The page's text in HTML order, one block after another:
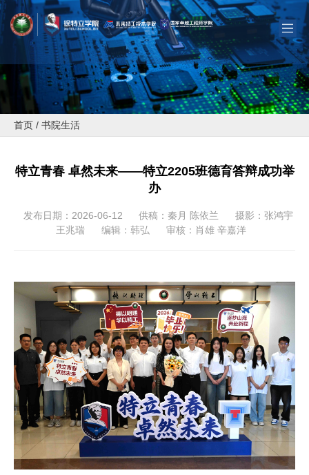
首页 / 书院生活
特立青春 卓然未来——特立2205班德育答辩成功举
办
发布日期：2026-06-12 供稿：秦月 陈依兰
摄影：张鸿宇
王兆瑞
编辑：韩弘 审核：肖雄 辛嘉洋